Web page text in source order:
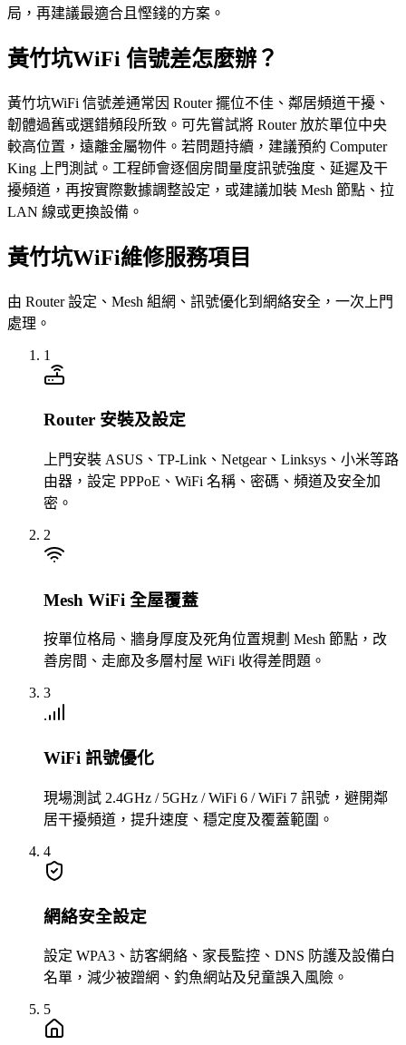
局，再建議最適合且慳錢的方案。
黃竹坑WiFi 信號差怎麼辦？
黃竹坑WiFi 信號差通常因 Router 擺位不佳、鄰居頻道干擾、
韌體過舊或選錯頻段所致。可先嘗試將 Router 放於單位中央
較高位置，遠離金屬物件。若問題持續，建議預約 Computer
King 上門測試。工程師會逐個房間量度訊號強度、延遲及干
擾頻道，再按實際數據調整設定，或建議加裝 Mesh 節點、拉
LAN 線或更換設備。
黃竹坑WiFi維修服務項目
由 Router 設定、Mesh 組網、訊號優化到網絡安全，一次上門
處理。
1
Router 安裝及設定
上門安裝 ASUS、TP-Link、Netgear、Linksys、小米等路
由器，設定 PPPoE、WiFi 名稱、密碼、頻道及安全加
密。
2
Mesh WiFi 全屋覆蓋
按單位格局、牆身厚度及死角位置規劃 Mesh 節點，改
善房間、走廊及多層村屋 WiFi 收得差問題。
3
WiFi 訊號優化
現場測試 2.4GHz / 5GHz / WiFi 6 / WiFi 7 訊號，避開鄰
居干擾頻道，提升速度、穩定度及覆蓋範圍。
4
網絡安全設定
設定 WPA3、訪客網絡、家長監控、DNS 防護及設備白
名單，減少被蹭網、釣魚網站及兒童誤入風險。
5